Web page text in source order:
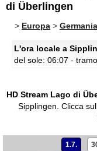
di Überlingen
> Europa > Germania
L'ora locale a
del sole: 06:07 -
HD Stream Lago di
Sipplingen. Clicca
1.7.